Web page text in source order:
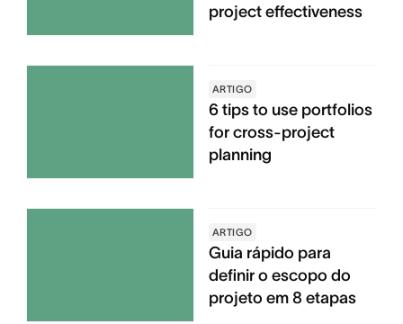
project effectiveness
ARTIGO
6 tips to use portfolios
for cross-project
planning
ARTIGO
Guia rápido para
definir o escopo do
projeto em 8 etapas